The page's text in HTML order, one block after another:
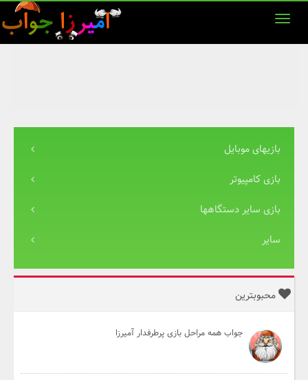
بازیهای موبایل
بازی کامپیوتر
بازی سایر دستگاهها
سایر
محبوبترین
جواب همه مراحل بازی پرطرفدار آمیرزا